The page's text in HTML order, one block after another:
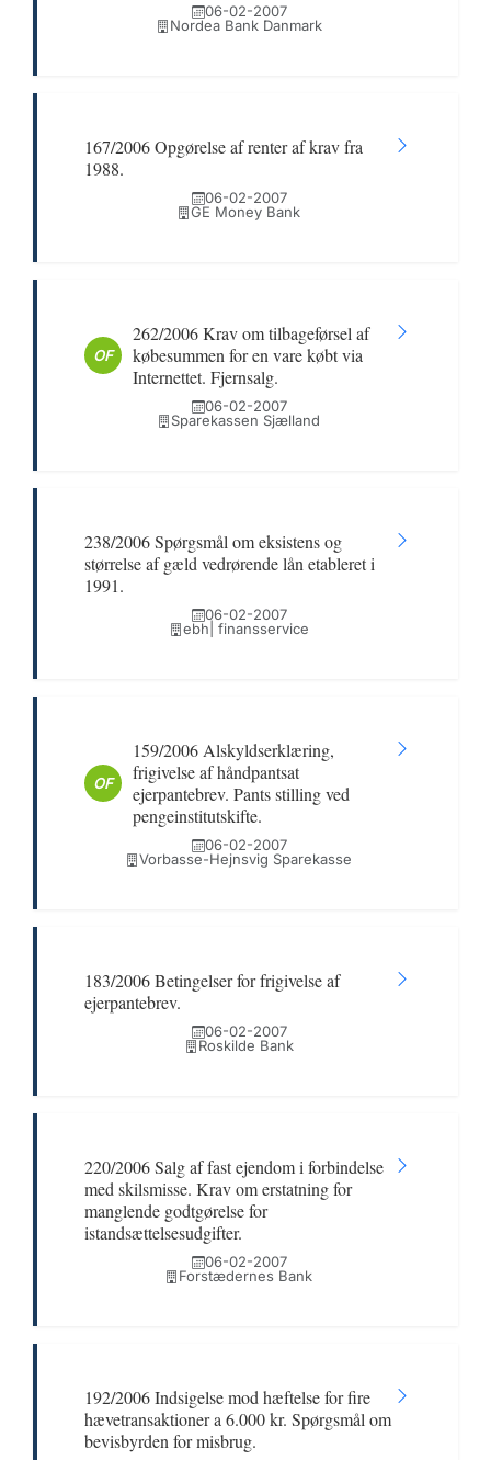
06-02-2007
Nordea Bank Danmark
167/2006 Opgørelse af renter af krav fra
1988.
06-02-2007
GE Money Bank
OF
262/2006 Krav om tilbageførsel af
købesummen for en vare købt via
Internettet. Fjernsalg.
06-02-2007
Sparekassen Sjælland
238/2006 Spørgsmål om eksistens og
størrelse af gæld vedrørende lån etableret i
1991.
06-02-2007
ebh| finansservice
OF
159/2006 Alskyldserklæring,
frigivelse af håndpantsat
ejerpantebrev. Pants stilling ved
pengeinstitutskifte.
06-02-2007
Vorbasse-Hejnsvig Sparekasse
183/2006 Betingelser for frigivelse af
ejerpantebrev.
06-02-2007
Roskilde Bank
220/2006 Salg af fast ejendom i forbindelse
med skilsmisse. Krav om erstatning for
manglende godtgørelse for
istandsættelsesudgifter.
06-02-2007
Forstædernes Bank
192/2006 Indsigelse mod hæftelse for fire
hævetransaktioner a 6.000 kr. Spørgsmål om
bevisbyrden for misbrug.